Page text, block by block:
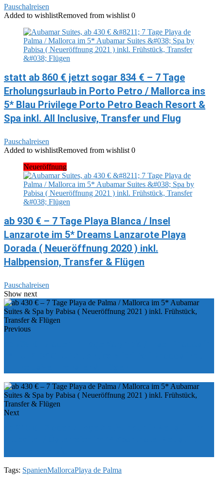
Pauschalreisen
Added to wishlistRemoved from wishlist 0
statt ab 860 € jetzt sogar 834 € – 7 Tage
Erholungsurlaub in Porto Petro / Mallorca ins
5* Blau Privilege Porto Petro Beach Resort &
Spa inkl. All Inclusive, Transfer und Flug
Pauschalreisen
Added to wishlistRemoved from wishlist 0
Neueröffnung
ab 930 € – 7 Tage Playa Blanca / Insel
Lanzarote im 5* Dreams Lanzarote Playa
Dorada ( Neueröffnung 2020 ) inkl.
Halbpension, Transfer & Flügen
Pauschalreisen
Show next
Previous
Next
Tags: SpanienMallorcaPlaya de Palma